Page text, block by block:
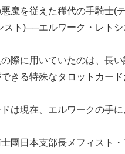
魔を従えた稀代の手騎士(
スト)──エルワーク・レトシ
際に用いていたのは、長
きる特殊なタロットカード
は現在、エルワークの手
團日本支部長メフィスト